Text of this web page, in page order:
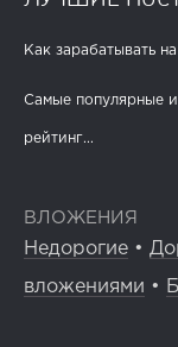
Как зарабатывать
Самые популярные
рейтинг...
ВЛОЖЕНИЯ
Недорогие •
вложениями •